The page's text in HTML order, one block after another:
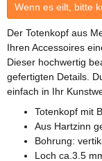
Wenn es eilt, bitte
Der Totenkopf aus
Ihren Accessoires
Dieser hochwertig
gefertigten Details.
einfach in Ihr
Totenkopf mit
Aus Hartzinn
Bohrung:
Loch ca.3.5